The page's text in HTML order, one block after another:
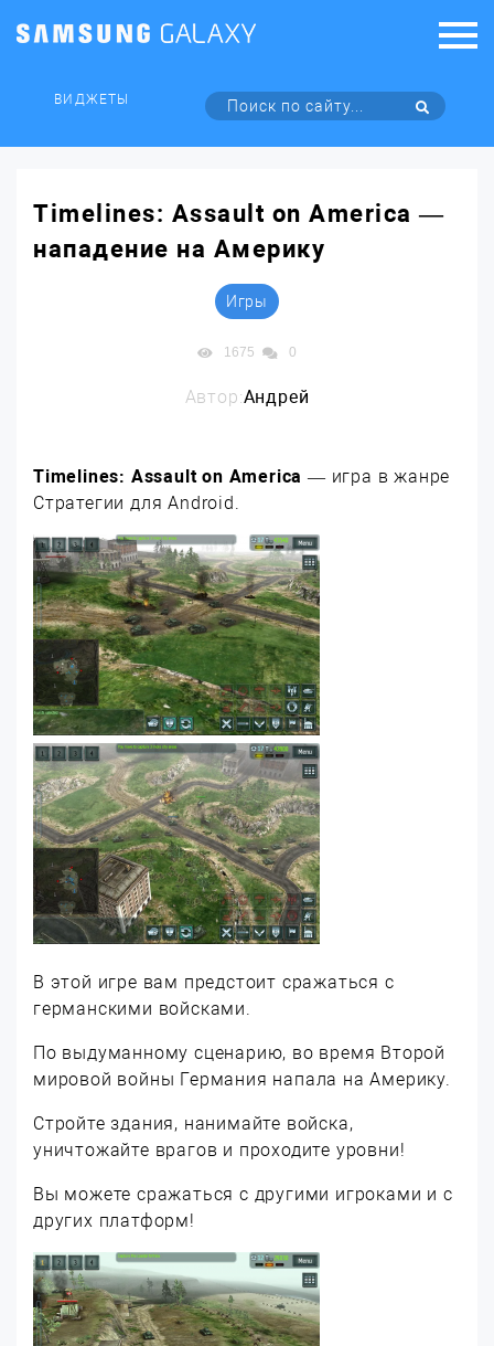
ВИДЖЕТЫ
Timelines: Assault on America —
нападение на Америку
Игры
1675 0
Автор:Андрей
Timelines: Assault on America — игра в жанре
Стратегии для Android.
В этой игре вам предстоит сражаться с
германскими войсками.
По выдуманному сценарию, во время Второй
мировой войны Германия напала на Америку.
Стройте здания, нанимайте войска,
уничтожайте врагов и проходите уровни!
Вы можете сражаться с другими игроками и с
других платформ!